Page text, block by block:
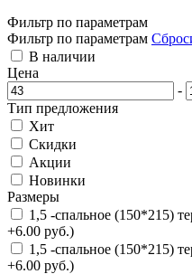
Фильтр по параметрам
Фильтр по параметрам
В наличии
Цена
-
Тип предложения
Хит
Скидки
Акции
Новинки
Размеры
1,5 -спальное (150*215)
+6.00 руб.)
1,5 -спальное (150*215)
+6.00 руб.)